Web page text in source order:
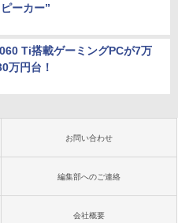
ーカー”
Ti搭載ゲーミングPCが7万
万円台！
お問い合わせ
編集部へのご連絡
会社概要